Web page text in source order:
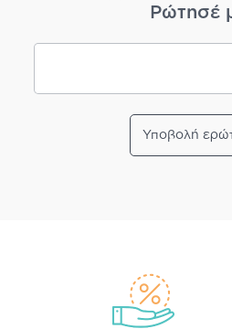
Ρώτησέ
Υποβολή